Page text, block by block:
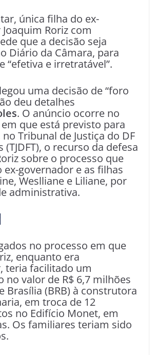
única filha do ex-
Roriz com
que a decisão seja
Diário da Câmara, para
“efetiva e irretratável”.
uma decisão de “foro
deu detalhes
. O anúncio ocorre no
que está previsto para
Tribunal de Justiça do DF
o recurso da defesa
sobre o processo que
ex-governador e as filhas
Weslliane e Liliane, por
administrativa.
no processo em que
enquanto era
teria facilitado um
no valor de R$ 6,7 milhões
Brasília (BRB) à construtora
em troca de 12
no Edifício Monet, em
Os familiares teriam sido